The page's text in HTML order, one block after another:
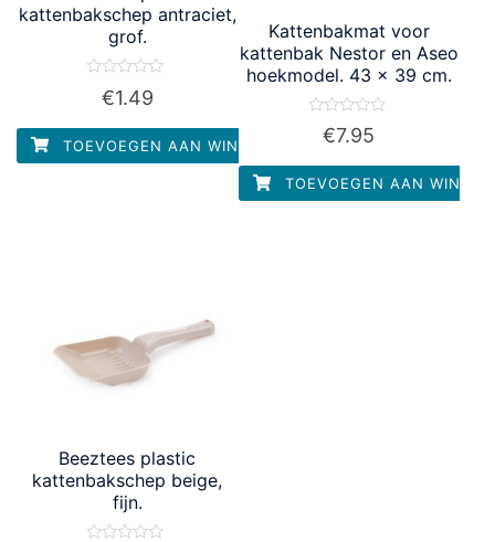
kattenbakschep antraciet,
grof.
Waardering
5
€1.49
TOEVOEGEN AAN WINKELWAGEN
Kattenbakmat voor
kattenbak Nestor en Aseo
hoekmodel. 43 x 39 cm.
Waardering
5
€7.95
TOEVOEGEN AAN
Beeztees plastic
kattenbakschep beige,
fijn.